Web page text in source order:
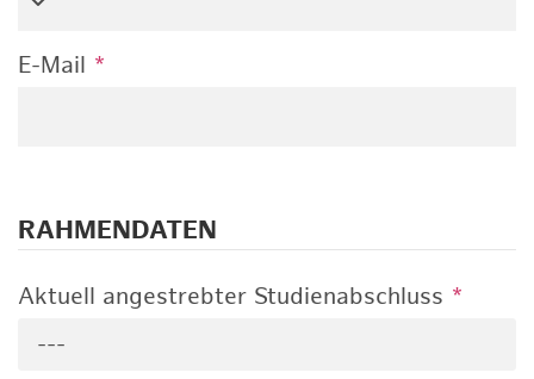
E-Mail *
RAHMENDATEN
Aktuell angestrebter Studienabschluss *
---